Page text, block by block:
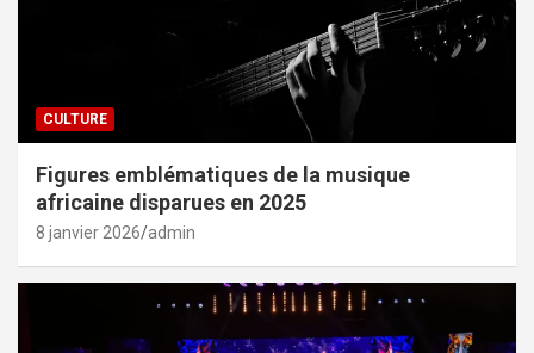
CULTURE
Figures emblématiques de la musique
africaine disparues en 2025
8 janvier 2026 admin